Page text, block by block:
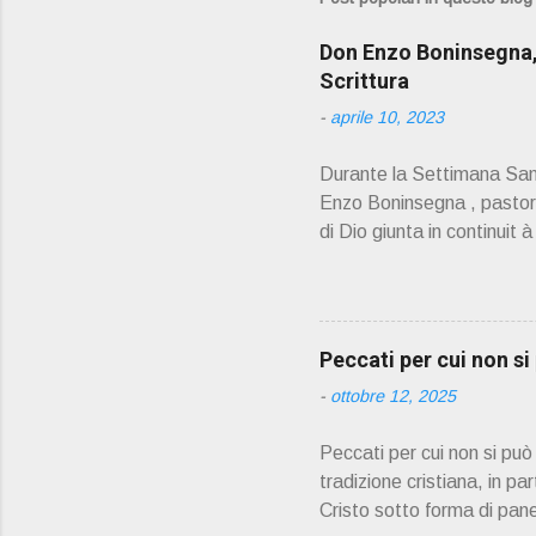
Don Enzo
Scrittura
- aprile 10, 2023
Durante la Settimana
Enzo Boninsegna ,
di Dio giunta in continuit
scelto come
PRESENTAZIONE" D
045 8201679 – Cell.
prete, ho letto un
Peccati per cui non
- ottobre 12, 2025
Peccati per cui non si
tradizione cristiana, in
Cristo sotto forma di